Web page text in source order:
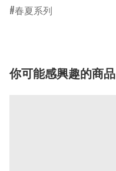
春夏系列
你可能感興趣的商品